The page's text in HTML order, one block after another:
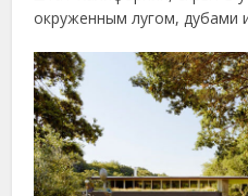
окруженным лугом, дубами